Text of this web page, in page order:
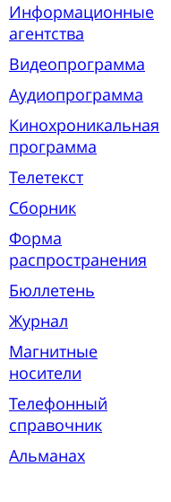
Информационные
агентства
Видеопрограмма
Аудиопрограмма
Кинохроникальная
программа
Телетекст
Сборник
Форма
распространения
Бюллетень
Журнал
Магнитные
носители
Телефонный
справочник
Альманах